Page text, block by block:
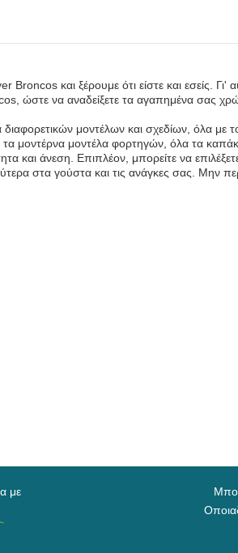
και ξέρουμε ότι είστε και εσείς. Γι'
ώστε να αναδείξετε τα αγαπημένα σας
διαφορετικών μοντέλων και σχεδίων, όλα
μοντέρνα μοντέλα φορτηγών, όλα τα
και άνεση. Επιπλέον, μπορείτε να
στα γούστα και τις ανάγκες σας. Μην
με